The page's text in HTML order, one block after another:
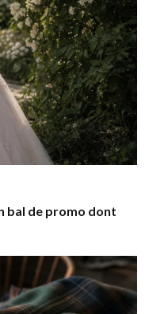
bal de promo dont